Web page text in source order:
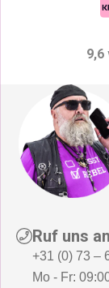
9,6
Ruf uns an
+31 (0) 73 –
Mo - Fr: